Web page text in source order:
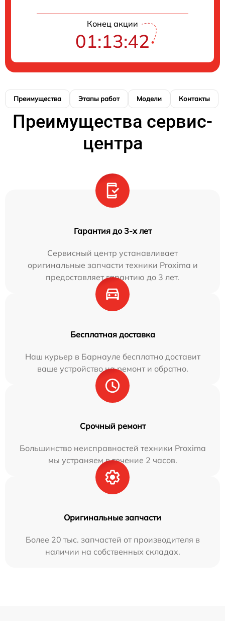
Конец акции
01:13:41
Преимущества Этапы работ Модели Контакты
Преимущества сервис-
центра
Гарантия до 3-х лет
Сервисный центр устанавливает
оригинальные запчасти техники Proxima и
предоставляет гарантию до 3 лет.
Бесплатная доставка
Наш курьер в Барнауле бесплатно доставит
ваше устройство на ремонт и обратно.
Срочный ремонт
Большинство неисправностей техники Proxima
мы устраняем в течение 2 часов.
Оригинальные запчасти
Более 20 тыс. запчастей от производителя в
наличии на собственных складах.